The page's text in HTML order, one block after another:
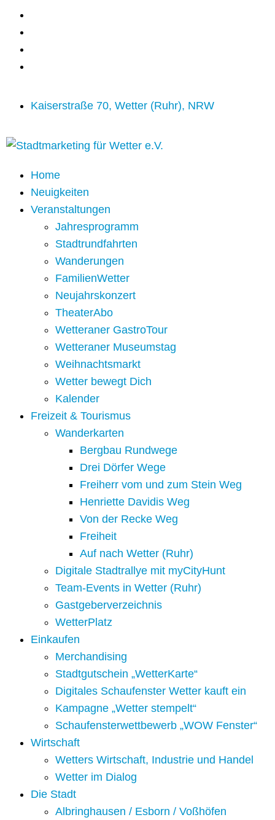
Kaiserstraße 70, Wetter (Ruhr), NRW
Home
Neuigkeiten
Veranstaltungen
Jahresprogramm
Stadtrundfahrten
Wanderungen
FamilienWetter
Neujahrskonzert
TheaterAbo
Wetteraner GastroTour
Wetteraner Museumstag
Weihnachtsmarkt
Wetter bewegt Dich
Kalender
Freizeit & Tourismus
Wanderkarten
Bergbau Rundwege
Drei Dörfer Wege
Freiherr vom und zum Stein Weg
Henriette Davidis Weg
Von der Recke Weg
Freiheit
Auf nach Wetter (Ruhr)
Digitale Stadtrallye mit myCityHunt
Team-Events in Wetter (Ruhr)
Gastgeberverzeichnis
WetterPlatz
Einkaufen
Merchandising
Stadtgutschein „WetterKarte“
Digitales Schaufenster Wetter kauft ein
Kampagne „Wetter stempelt“
Schaufensterwettbewerb „WOW Fenster“
Wirtschaft
Wetters Wirtschaft, Industrie und Handel
Wetter im Dialog
Die Stadt
Albringhausen / Esborn / Voßhöfen